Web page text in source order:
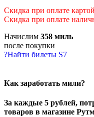
Скидка при оплате
Скидка при оплате
Начислим 358 миль
после покупки
?Найти билеты S7
Как заработать мили?
За каждые 5 рублей,
товаров в магазине